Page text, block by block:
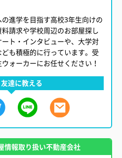
達に教える
進学を目指す高校3年生向けの
請求や学校周辺のお部屋探し
ト・インタビューや、大学対
も積極的に行っています。受
ォーカーにお任せください！
情報取り扱い不動産会社